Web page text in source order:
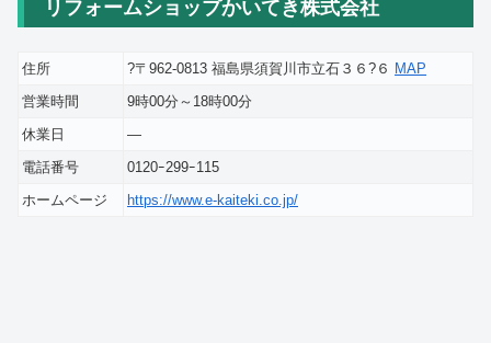
リフォームショップかいてき株式会社
住所 ?〒962-0813 福島県須賀川市立石３６?６ MAP
営業時間
9時00分～18時00分
休業日
―
電話番号
0120ｰ299ｰ115
ホームページ
https://www.e-kaiteki.co.jp/